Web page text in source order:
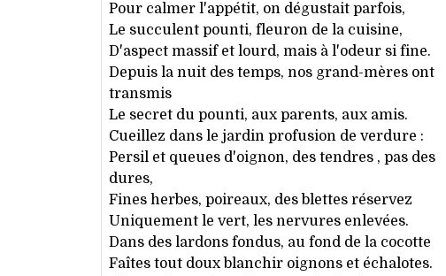
Pour calmer l'appétit, on dégustait parfois,
Le succulent pounti, fleuron de la cuisine,
D'aspect massif et lourd, mais à l'odeur si fine.
Depuis la nuit des temps, nos grand-mères ont
transmis
Le secret du pounti, aux parents, aux amis.
Cueillez dans le jardin profusion de verdure :
Persil et queues d'oignon, des tendres , pas des
dures,
Fines herbes, poireaux, des blettes réservez
Uniquement le vert, les nervures enlevées.
Dans des lardons fondus, au fond de la cocotte
Faîtes tout doux blanchir oignons et échalotes.